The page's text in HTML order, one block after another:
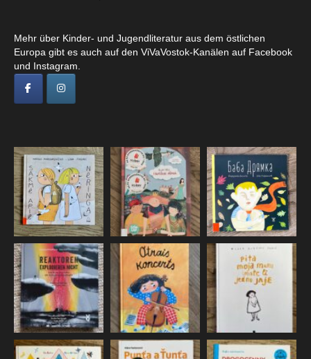
Mehr über Kinder- und Jugendliteratur aus dem östlichen
Europa gibt es auch auf den ViVaVostok-Kanälen auf Facebook
und Instagram.